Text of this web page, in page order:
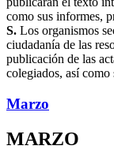
como sus informes,
S. Los organismos
ciudadanía de las
publicación de las
colegiados, así como
Marzo
MARZO